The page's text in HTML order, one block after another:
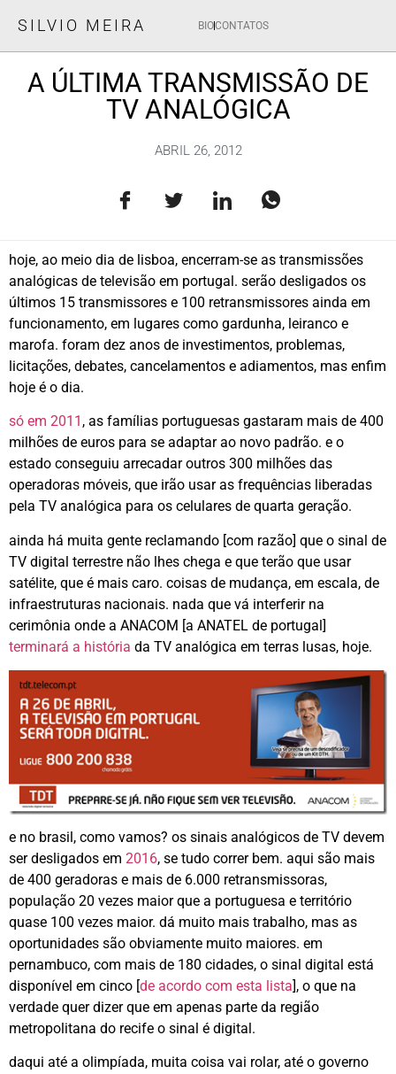
SILVIO MEIRA BIOCONTATOS
A ÚLTIMA TRANSMISSÃO DE
TV ANALÓGICA
ABRIL 26, 2012
hoje, ao meio dia de lisboa, encerram-se as transmissões
analógicas de televisão em portugal. serão desligados os
últimos 15 transmissores e 100 retransmissores ainda em
funcionamento, em lugares como gardunha, leiranco e
marofa. foram dez anos de investimentos, problemas,
licitações, debates, cancelamentos e adiamentos, mas enfim
hoje é o dia.
só em 2011 , as famílias portuguesas gastaram mais de 400
milhões de euros para se adaptar ao novo padrão. e o
estado conseguiu arrecadar outros 300 milhões das
operadoras móveis, que irão usar as frequências liberadas
pela TV analógica para os celulares de quarta geração.
ainda há muita gente reclamando [com razão] que o sinal de
TV digital terrestre não lhes chega e que terão que usar
satélite, que é mais caro. coisas de mudança, em escala, de
infraestruturas nacionais. nada que vá interferir na
cerimônia onde a ANACOM [a ANATEL de portugal]
terminará a história da TV analógica em terras lusas, hoje.
e no brasil, como vamos? os sinais analógicos de TV devem
ser desligados em 2016, se tudo correr bem. aqui são mais
de 400 geradoras e mais de 6.000 retransmissoras,
população 20 vezes maior que a portuguesa e território
quase 100 vezes maior. dá muito mais trabalho, mas as
oportunidades são obviamente muito maiores. em
pernambuco, com mais de 180 cidades, o sinal digital está
disponível em cinco [de acordo com esta lista], o que na
verdade quer dizer que em apenas parte da região
metropolitana do recife o sinal é digital.
daqui até a olimpíada, muita coisa vai rolar, até o governo